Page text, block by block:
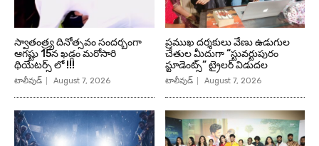
స్వాతంత్ర్య దినోత్సవం సందర్బంగా
ఆగష్టు 15న ఖడ్గం మరోసారి
థియేటర్స్ లో !!!
టాలీవుడ్ August 7, 2026
ప్రముఖ దర్శకులు వేణు ఉడుగుల
చేతుల మీదుగా “స్టువర్టుపురం
స్టూడెంట్స్” ట్రైలర్ విడుదల
టాలీవుడ్ August 7, 2026